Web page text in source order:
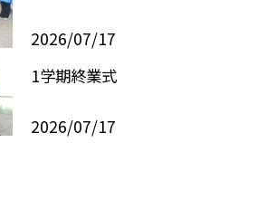
2026/07/17
1学期終業式
2026/07/17